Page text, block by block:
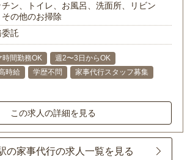
チン、トイレ、お風呂、洗面所、リビン
その他のお掃除
委託
時間勤務OK
週2〜3日からOK
時給 学歴不問
家事代行スタッフ募集
この求人の詳細を見る
の家事代行の求人一覧を見る